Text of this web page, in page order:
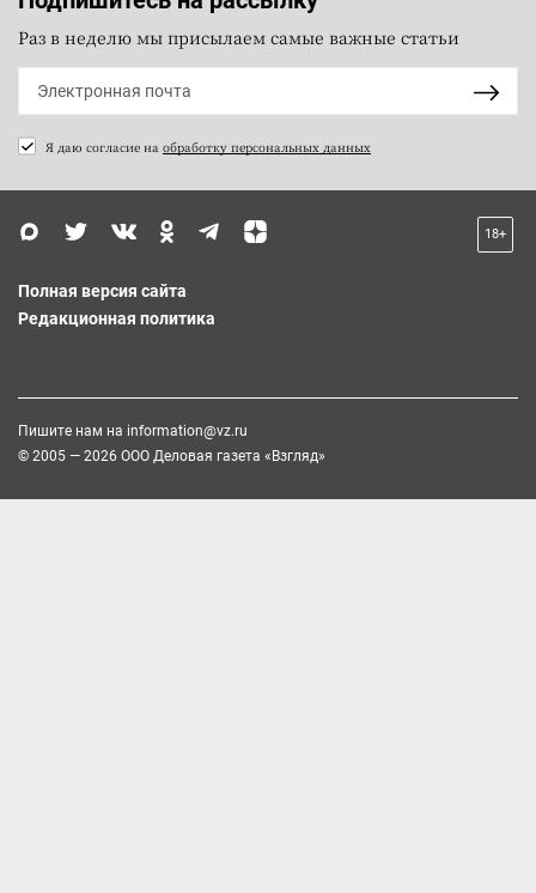
Раз в неделю мы присылаем самые важные статьи
Я даю согласие на обработку персональных данных
18+
Полная версия сайта
Редакционная политика
Пишите нам на information@vz.ru
© 2005 — 2026 ООО Деловая газета «Взгляд»